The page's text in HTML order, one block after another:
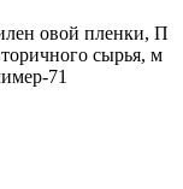
овой пленки, П
сырья, м
71